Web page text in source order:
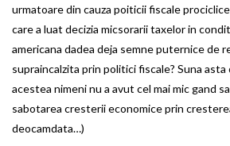
urmatoare din cauza poiticii fiscale
care a luat decizia micsorarii taxelor in
americana dadea deja semne puternice de
supraincalzita prin politici fiscale? Suna
acestea nimeni nu a avut cel mai mic gand
sabotarea cresterii economice prin
deocamdata…)